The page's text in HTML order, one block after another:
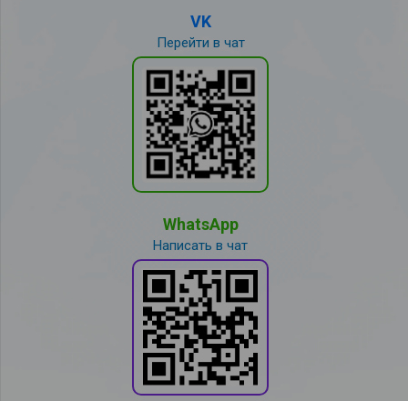
VK
Перейти в чат
WhatsApp
Написать в чат